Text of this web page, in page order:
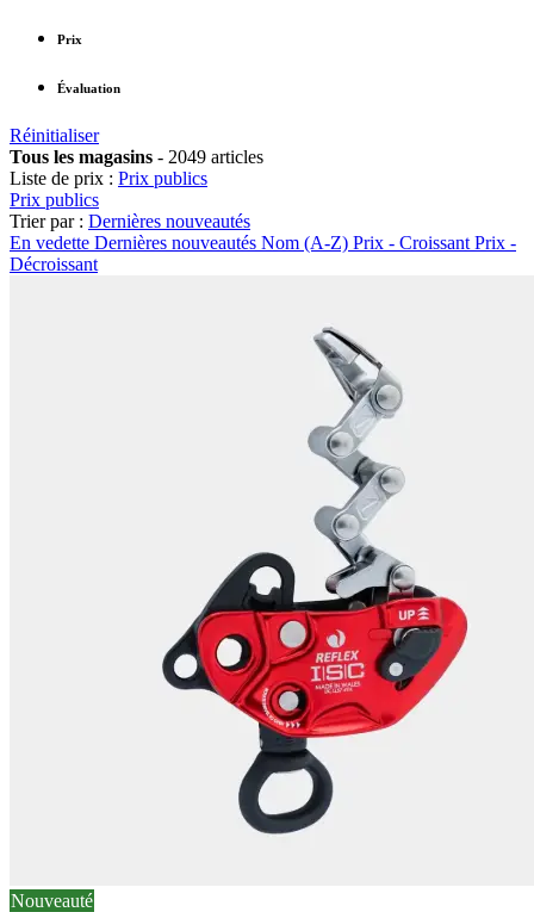
Prix
Évaluation
Réinitialiser
Tous les magasins - 2049 articles
Liste de prix : Prix publics
Prix publics
Trier par : Dernières nouveautés
En vedette Dernières nouveautés Nom (A-Z) Prix - Croissant Prix -
Décroissant
Nouveauté